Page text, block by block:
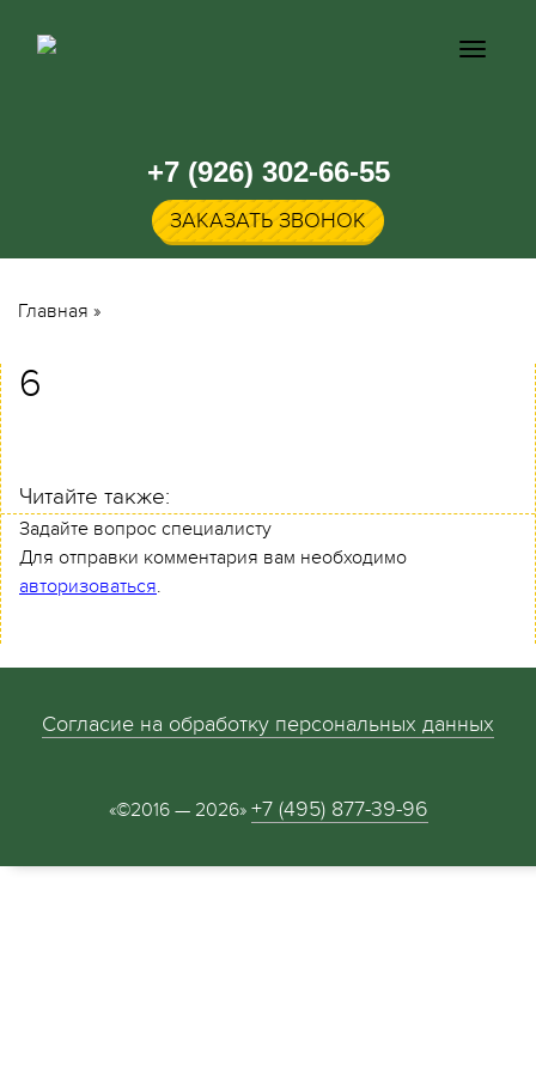
Кнопка
+7 (926) 302-66-55
ЗАКАЗАТЬ ЗВОНОК
Главная »
6
Читайте также:
Задайте вопрос специалисту
Для отправки комментария вам необходимо
авторизоваться.
Согласие на обработку персональных данных
«©2016 — 2026» +7 (495) 877-39-96